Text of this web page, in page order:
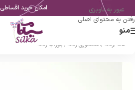
عبور به ناوبری
رفتن به محتوای اصلی
امکان خرید اقساطی
منو
خانه /زنانه /اکسسوری زنانه / جوراب زنانه